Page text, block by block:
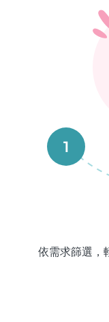
1
依需求篩選，